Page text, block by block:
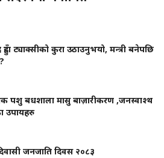
ट्याक्सीको कुरा उठाउनुभयो, मन्त्री बनेपछि
पशु बधशाला मासु बाज़ारीकरण ,जनस्वाश्थ
उपायहरु
जनजाति दिवस २०८३